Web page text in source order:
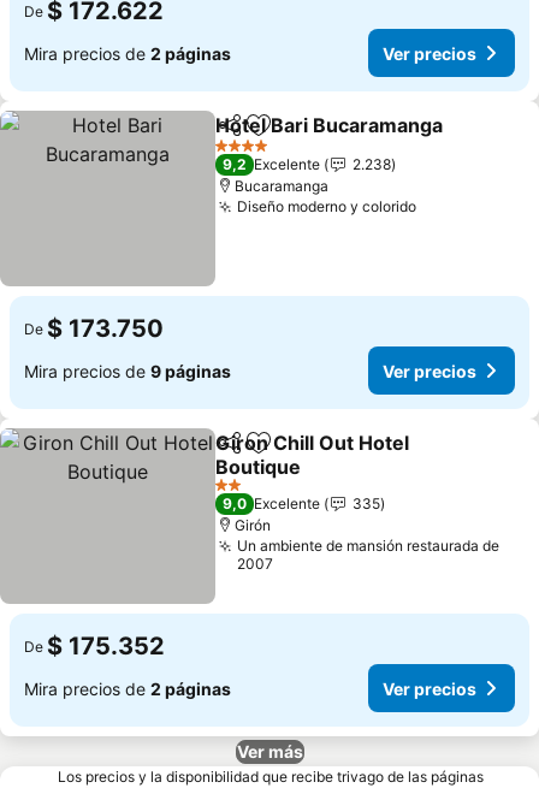
De $ 172.622
Mira precios de 2 páginas Ver precios
CompartirAgregar a favoritos
Hotel Bari Bucaramanga
4 Estrellas
9,2 Excelente
2.238
Bucaramanga
Diseño moderno y coloridoVer precios
De $ 173.750
Mira precios de 9 páginas Ver precios
CompartirAgregar a favoritos
Giron Chill Out Hotel
Boutique
Ver precios
2 Estrellas
9,0 Excelente
335
Girón
Un ambiente de mansión restaurada de
2007
De $ 175.352
Mira precios de 2 páginas Ver precios
Ver más
Los precios y la disponibilidad que recibe trivago de las páginas